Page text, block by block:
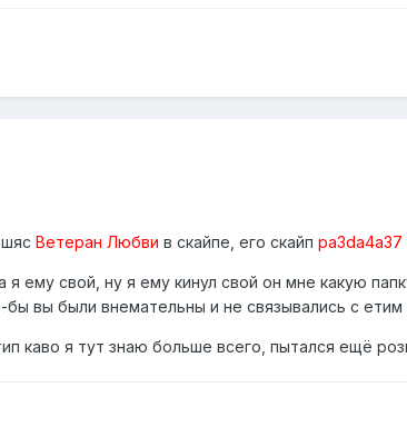
шяс Ветеран Любви в скайпе, его скайп pa3da4a37
ему свой, ну я ему кинул свой он мне какую
бы вы были внемательны и не связывались с
каво я тут знаю больше всего, пытался ещё